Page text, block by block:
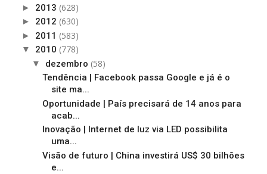
► 2013 (628)
► 2012 (630)
► 2011 (583)
▼ 2010 (778)
▼ dezembro (58)
Tendência | Facebook passa Google e já é o
site ma...
Oportunidade | País precisará de 14 anos para
acab...
Inovação | Internet de luz via LED possibilita
uma...
Visão de futuro | China investirá US$ 30 bilhões
e...